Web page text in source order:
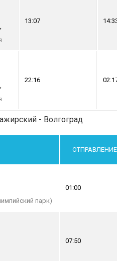
13:07
22:16
- Волгоград
ОТПРАВЛЕНИЕ
парк)
01:00
07:50